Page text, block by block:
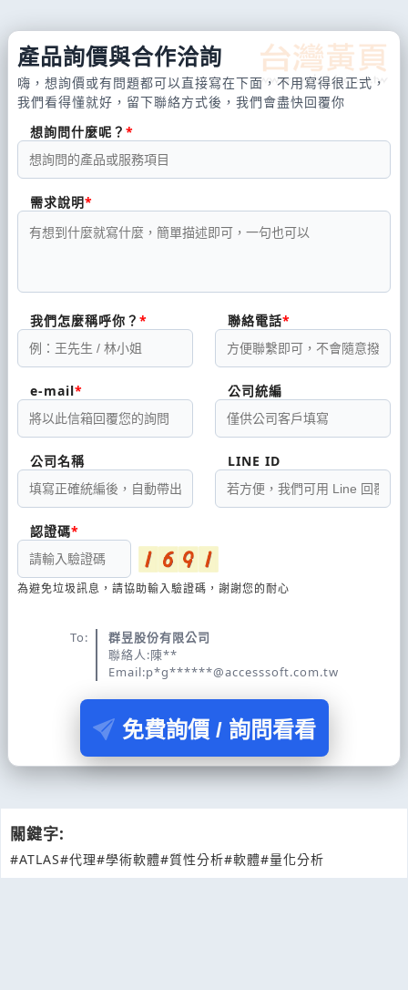
產品詢價與合作洽詢
嗨，想詢價或有問題都可以直接寫在下面，不用寫得很正式，
我們看得懂就好，留下聯絡方式後，我們會盡快回覆你
想詢問什麼呢？
需求說明
我們怎麼稱呼你？ 聯絡電話
e-mail 公司統編
公司名稱 LINE ID
認證碼
為避免垃圾訊息，請協助輸入驗證碼，謝謝您的耐心
To:
群昱股份有限公司
聯絡人:陳**
Email:p*g******@accesssoft.com.tw
免費詢價 / 詢問看看
關鍵字:
#ATLAS#代理#學術軟體#質性分析#軟體#量化分析